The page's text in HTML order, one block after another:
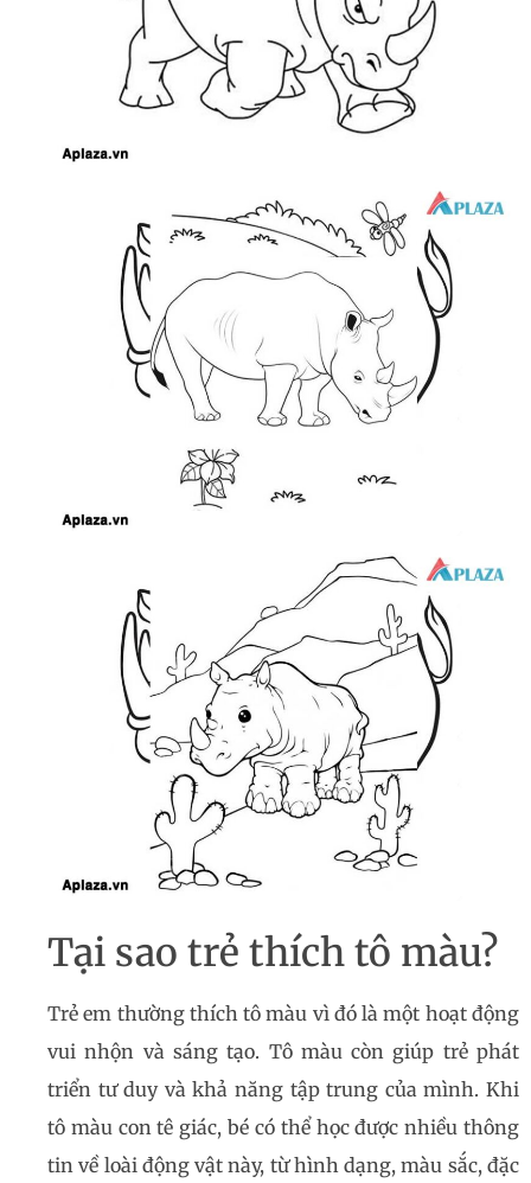
Tại sao trẻ thích tô màu?
Trẻ em thường thích tô màu vì đó là một hoạt động
vui nhộn và sáng tạo. Tô màu còn giúp trẻ phát
triển tư duy và khả năng tập trung của mình. Khi
tô màu con tê giác, bé có thể học được nhiều thông
tin về loài động vật này, từ hình dạng, màu sắc, đặc